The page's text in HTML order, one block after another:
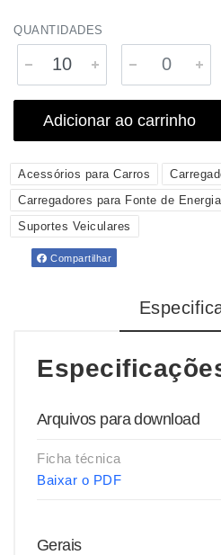
QUANTIDADES
Adicionar ao carrinho
Acessórios para Carros
Carregadores para Fonte de
Suportes Veiculares
Compartilhar
Arquivos para download
Ficha técnica
Baixar o PDF
Gerais